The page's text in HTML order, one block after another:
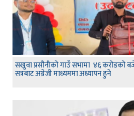
सखुवा प्रसौनीको गाउँ सभामा ४६ करोडको
सत्रबाट अग्रेजी माध्यममा अध्यापन हुने